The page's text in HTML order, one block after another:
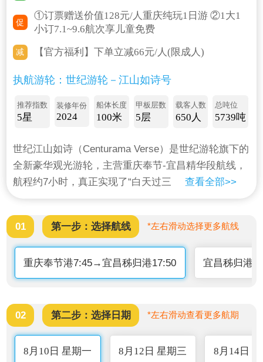
促
①订票赠送价值128元/人重庆纯玩1日游 ②1大1
小订7.1~9.6航次享儿童免费
减 【官方福利】下单立减66元/人(限成人)
执航游轮：世纪游轮－江山如诗号
推荐指数
5星
装修年份
2024
船体长度
100米
甲板层数
5层
载客人数
650人
总吨位
5739吨
世纪江山如诗（Centurama Verse）是世纪游轮旗下的
全新豪华观光游轮，主营重庆奉节-宜昌精华段航线，
航程约7小时，真正实现了“白天过三峡+观三峡”、“千
里江陵一日还”。世纪江山如诗是目前全长江唯一全电
力推动的观光游轮，更大程度的进行了减震、降噪处
理，其设计新颖、功能齐全、用材环保、服务周到、
优雅时尚，以豪华度假游轮建造标准，集餐饮、娱
乐、文化、休闲为一体，多维度提升游客短途观光的
游览体验，是商务客人游览三峡的不二之选。
查看全部>>
01 第一步：选择航线 *左右滑动选择更多航线
重庆奉节港7:45→宜昌秭归港17:50 宜昌秭归港
02 第二步：选择日期 *左右滑动查看更多航期
8月10日 星期一
8月12日 星期三
8月14日